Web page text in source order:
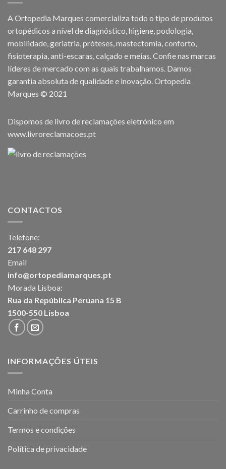
A Ortopedia Marques comercializa todo o tipo de produtos
ortopédicos a nível de diagnóstico, higiene, podologia,
mobilidade, geriatria, próteses, mastectomia, conforto,
fisioterapia, anti-escaras, calçado e meias. Confie nas marcas
líderes de mercado com as quais trabalhamos. Damos
garantia absoluta de qualidade e inovação. Ortopedia
Marques © 2021
Dispomos de livro de reclamações eletrónico em
www.livroreclamacoes.pt
CONTACTOS
Telefone:
217 648 297
Email
info@ortopediamarques.pt
Morada Lisboa:
Rua da República Peruana 15 B
1500-550 Lisboa
INFORMAÇÕES ÚTEIS
Minha Conta
Carrinho de compras
Termos e condições
Política de privacidade